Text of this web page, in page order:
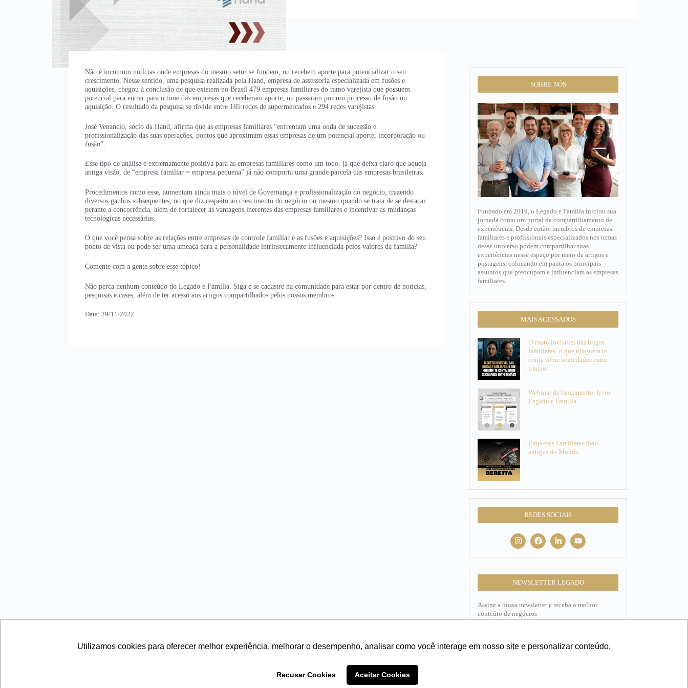
Utilizamos cookies para oferecer melhor experiência, melhorar o desempenho, analisar como você interage em nosso site e personalizar conteúdo.
Recusar Cookies Aceitar Cookies
Não é incomum notícias onde empresas do mesmo setor se fundem, ou recebem aporte para potencializar o seu
crescimento. Nesse sentido, uma pesquisa realizada pela Hand, empresa de assessoria especializada em fusões e
aquisições, chegou à conclusão de que existem no Brasil 479 empresas familiares do ramo varejista que possuem
potencial para entrar para o time das empresas que receberam aporte, ou passaram por um processo de fusão ou
aquisição. O resultado da pesquisa se divide entre 185 redes de supermercados e 294 redes varejistas.
José Venancio, sócio da Hand, afirma que as empresas familiares “enfrentam uma onda de sucessão e
profissionalização das suas operações, pontos que aproximam essas empresas de um potencial aporte, incorporação ou
fusão”.
Esse tipo de análise é extremamente positiva para as empresas familiares como um todo, já que deixa claro que aquela
antiga visão, de “empresa familiar = empresa pequena” já não comporta uma grande parcela das empresas brasileiras.
Procedimentos como esse, aumentam ainda mais o nível de Governança e profissionalização do negócio, trazendo
diversos ganhos subsequentes, no que diz respeito ao crescimento do negócio ou mesmo quando se trata de se destacar
perante a concorrência, além de fortalecer as vantagens inerentes das empresas familiares e incentivar as mudanças
tecnológicas necessárias.
O que você pensa sobre as relações entre empresas de controle familiar e as fusões e aquisições? Isso é positivo do seu
ponto de vista ou pode ser uma ameaça para a personalidade intrinsecamente influenciada pelos valores da família?
Comente com a gente sobre esse tópico!
Não perca nenhum conteúdo do Legado e Família. Siga e se cadastre na comunidade para estar por dentro de notícias,
pesquisas e cases, além de ter acesso aos artigos compartilhados pelos nossos membros.
Data: 29/11/2022
SOBRE NÓS
Fundado em 2019, o Legado e Família iniciou sua
jornada como um portal de compartilhamento de
experiências. Desde então, membros de empresas
familiares e profissionais especializados nos temas
desse universo podem compartilhar suas
experiências nesse espaço por meio de artigos e
postagens, colocando em pauta os principais
assuntos que preocupam e influenciam as empresas
familiares.​
MAIS ACESSADOS
O custo invisível das brigas
familiares: o que ninguém te
conta sobre sociedades entre
irmãos
Webinar de lançamento: livro
Legado e Família
Empresas Familiares mais
antigas do Mundo
REDES SOCIAIS
NEWSLETTER LEGADO
Assine a nossa newsletter e receba o melhor
conteúto de negócios